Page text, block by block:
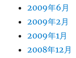
2009年6月
2009年2月
2009年1月
2008年12月